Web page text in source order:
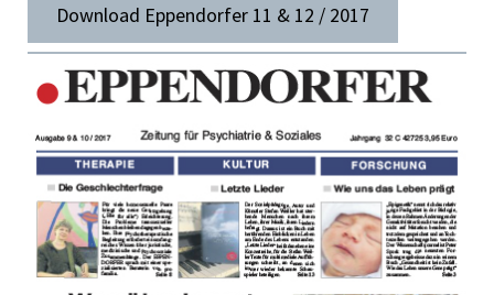
Download Eppendorfer 11 & 12 / 2017